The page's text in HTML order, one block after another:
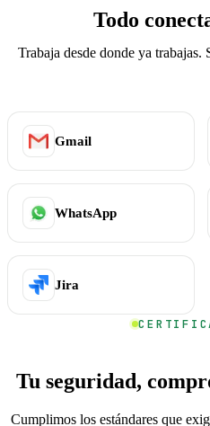
Todo
Trabaja desde donde ya
Gmail
WhatsApp
Jira
Tu seguridad,
Cumplimos los estándares que